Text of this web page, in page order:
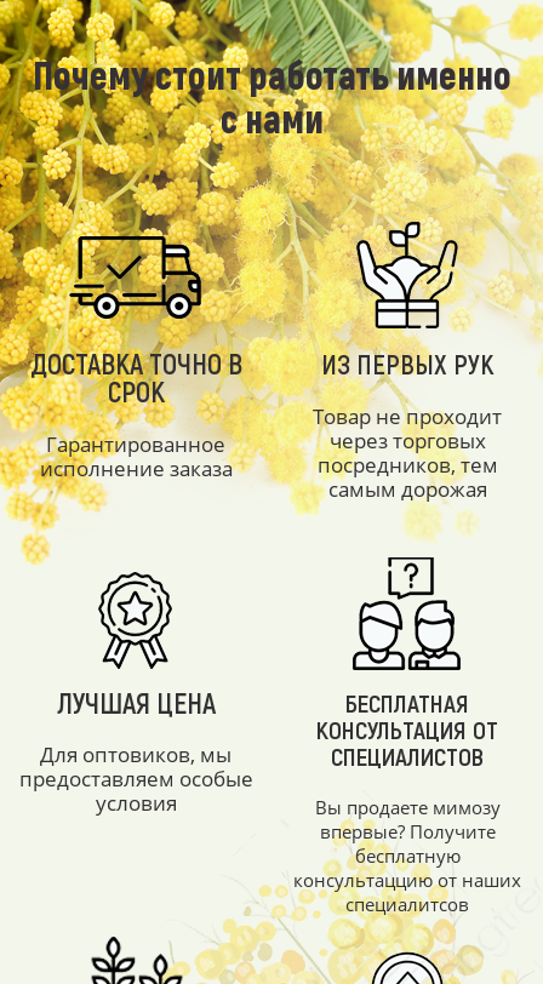
Почему стоит работать именно
с нами
ДОСТАВКА ТОЧНО В
СРОК
Гарантированное
исполнение заказа
ИЗ ПЕРВЫХ РУК
Товар не проходит
через торговых
посредников, тем
самым дорожая
ЛУЧШАЯ ЦЕНА
Для оптовиков, мы
предоставляем особые
условия
БЕСПЛАТНАЯ
КОНСУЛЬТАЦИЯ ОТ
СПЕЦИАЛИСТОВ
Вы продаете мимозу
впервые? Получите
бесплатную
консультаццию от наших
специалитсов